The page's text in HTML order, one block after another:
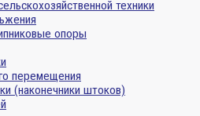
техники
опоры
перемещения
(наконечники штоков)